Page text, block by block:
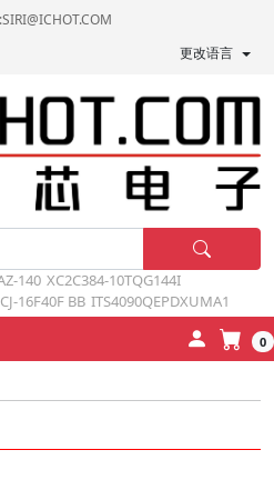
更改语言
140 XC2C384-10TQG144I
16F40F BB ITS4090QEPDXUMA1
0